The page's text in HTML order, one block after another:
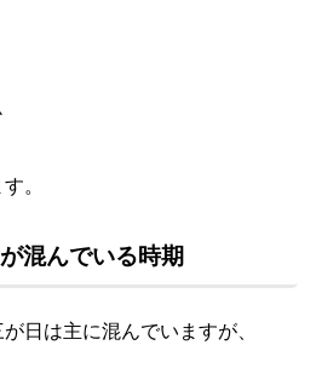
。
混んでいる時期
日は主に混んでいますが、